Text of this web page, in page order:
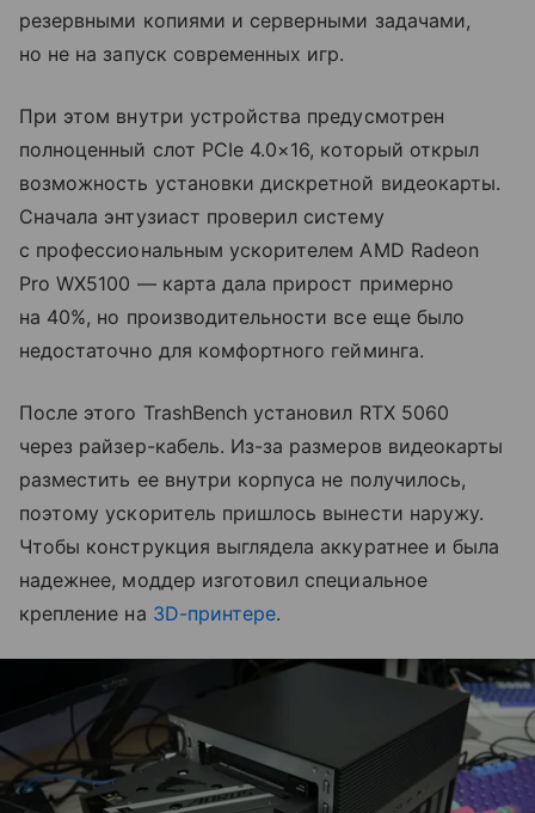
резервными копиями и серверными задачами,
но не на запуск современных игр.
При этом внутри устройства предусмотрен
полноценный слот PCIe 4.0×16, который открыл
возможность установки дискретной видеокарты.
Сначала энтузиаст проверил систему
с профессиональным ускорителем AMD Radeon
Pro WX5100 — карта дала прирост примерно
на 40%, но производительности все еще было
недостаточно для комфортного гейминга.
После этого TrashBench установил RTX 5060
через райзер-кабель. Из-за размеров видеокарты
разместить ее внутри корпуса не получилось,
поэтому ускоритель пришлось вынести наружу.
Чтобы конструкция выглядела аккуратнее и была
надежнее, моддер изготовил специальное
крепление на 3D-принтере.